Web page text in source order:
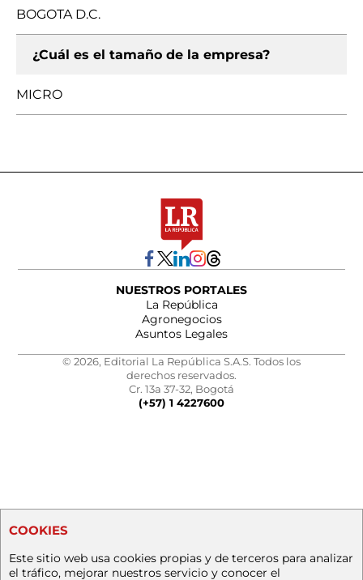
BOGOTA D.C.
¿Cuál es el tamaño de la empresa?
MICRO
NUESTROS PORTALES
La República
Agronegocios
Asuntos Legales
© 2026, Editorial La República S.A.S. Todos los
derechos reservados.
Cr. 13a 37-32, Bogotá
(+57) 1 4227600
COOKIES
Este sitio web usa cookies propias y de terceros para analizar
el tráfico, mejorar nuestros servicio y conocer el